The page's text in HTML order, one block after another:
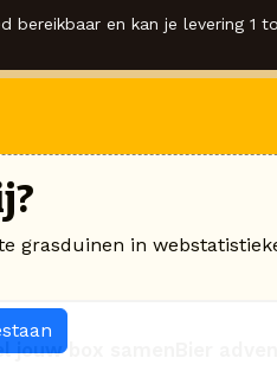
bereikbaar en kan je levering 1
jouw box samen
grasduinen in